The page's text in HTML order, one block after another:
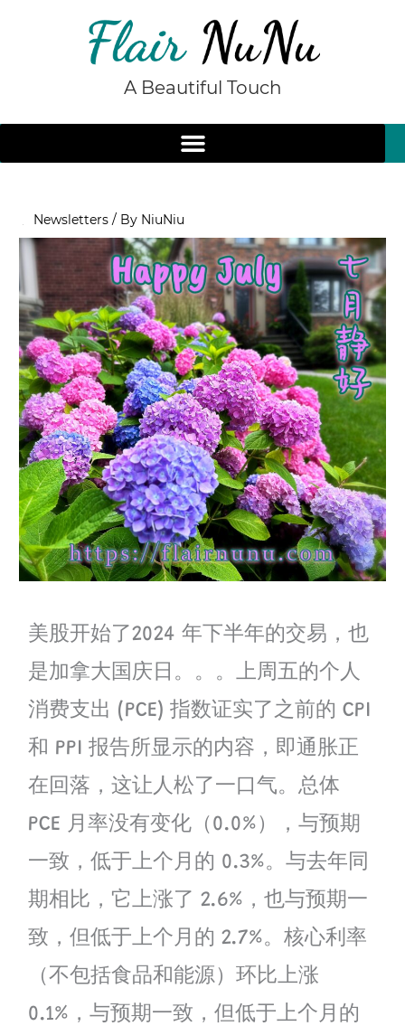
A Beautiful Touch
Newsletters / By NiuNiu
美股开始了2024 年下半年的交易，也
是加拿大国庆日。。。上周五的个人
消费支出 (PCE) 指数证实了之前的 CPI
和 PPI 报告所显示的内容，即通胀正
在回落，这让人松了一口气。总体
PCE 月率没有变化（0.0%），与预期
一致，低于上个月的 0.3%。与去年同
期相比，它上涨了 2.6%，也与预期一
致，但低于上个月的 2.7%。核心利率
（不包括食品和能源）环比上涨
0.1%，与预期一致，但低于上个月的